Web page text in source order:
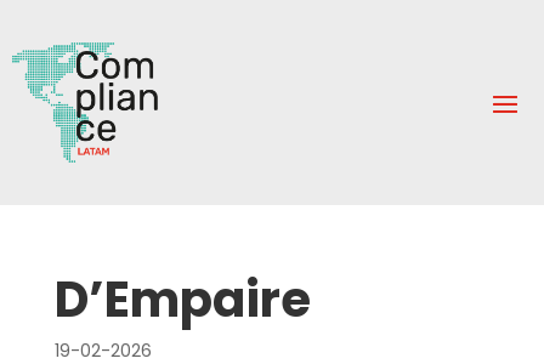
D’Empaire
19-02-2026